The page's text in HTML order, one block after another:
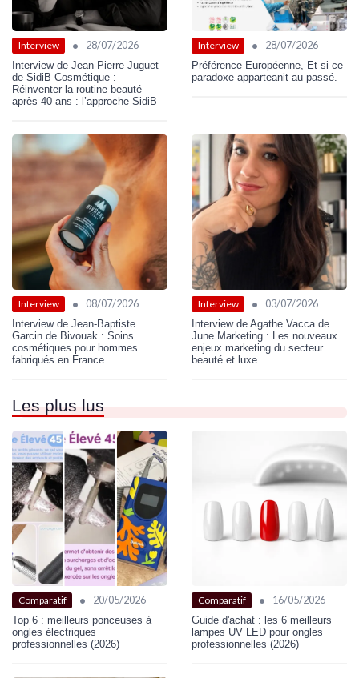
Interview • 28/07/2026
Interview de Jean-Pierre Juguet
de SidiB Cosmétique :
Réinventer la routine beauté
après 40 ans : l’approche SidiB
Interview • 28/07/2026
Préférence Européenne, Et si ce
paradoxe apparteanit au passé.
Interview • 08/07/2026
Interview de Jean-Baptiste
Garcin de Bivouak : Soins
cosmétiques pour hommes
fabriqués en France
Interview • 03/07/2026
Interview de Agathe Vacca de
June Marketing : Les nouveaux
enjeux marketing du secteur
beauté et luxe
Les plus lus
Comparatif • 20/05/2026
Top 6 : meilleurs ponceuses à
ongles électriques
professionnelles (2026)
Comparatif • 16/05/2026
Guide d'achat : les 6 meilleurs
lampes UV LED pour ongles
professionnelles (2026)